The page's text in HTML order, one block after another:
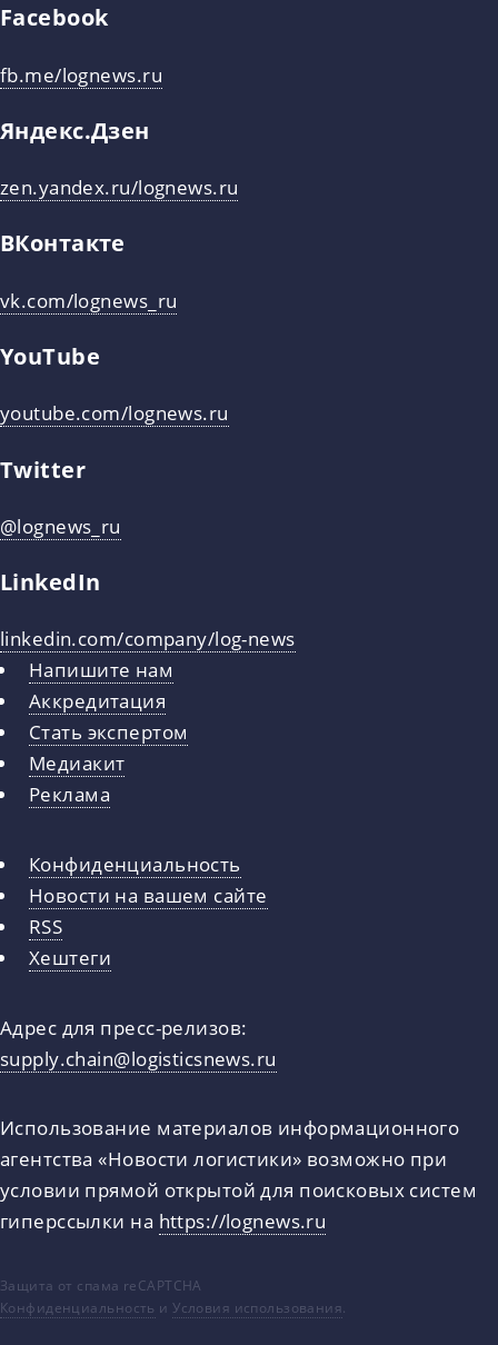
Facebook
fb.me/lognews.ru
Яндекс.Дзен
zen.yandex.ru/lognews.ru
ВКонтакте
vk.com/lognews_ru
YouTube
youtube.com/lognews.ru
Twitter
@lognews_ru
LinkedIn
linkedin.com/company/log-news
Напишите нам
Аккредитация
Стать экспертом
Медиакит
Реклама
Конфиденциальность
Новости на вашем сайте
RSS
Хештеги
Адрес для пресс-релизов:
supply.chain@logisticsnews.ru
Использование материалов информационного
агентства «Новости логистики» возможно при
условии прямой открытой для поисковых систем
гиперссылки на https://lognews.ru
Защита от спама reCAPTCHA
Конфиденциальность иУсловия использования.